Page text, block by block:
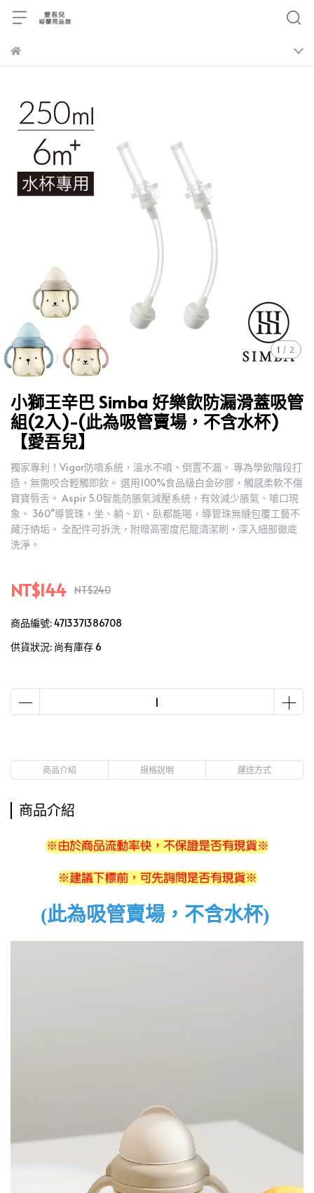
1 / 2
小獅王辛巴 Simba 好樂飲防漏滑蓋吸管
組(2入)-(此為吸管賣場，不含水杯)
【愛吾兒】
獨家專利！Vigor防噴系統，溫水不噴、倒置不漏。 專為學飲階段打
造，無需咬合輕觸即飲。 選用100%食品級白金矽膠，觸感柔軟不傷
寶寶唇舌。 Aspir 5.0智能防脹氣減壓系統，有效減少脹氣、嗆口現
象。 360˚導管珠，坐、躺、趴、臥都能喝，導管珠無縫包覆工藝不
藏汙納垢。 全配件可拆洗，附贈高密度尼龍清潔刷，深入細部徹底
洗淨。
NT$144 NT$240
商品編號:4713371386708
供貨狀況: 尚有庫存 6
商品介紹 規格說明 運送方式
商品介紹
(此為吸管賣場，不含水杯)